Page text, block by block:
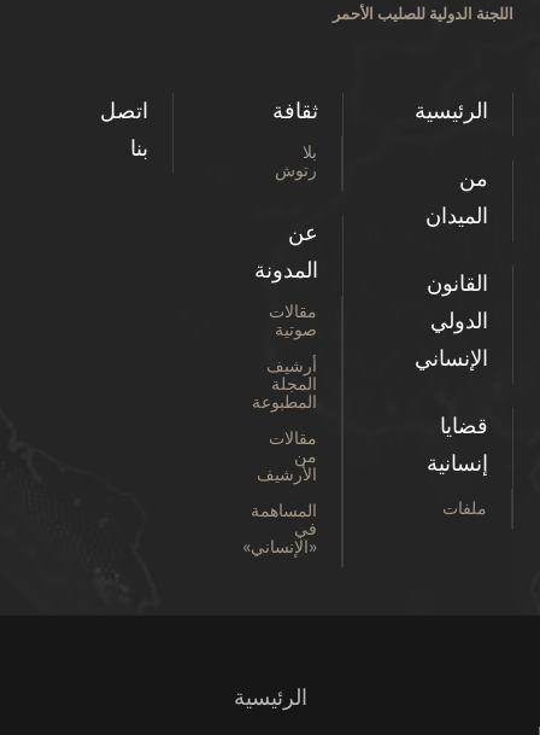
اللجنة الدولية للصليب الأحمر
الرئيسية
من
الميدان
القانون
الدولي
الإنساني
قضايا
إنسانية
ملفات
ثقافة
بلا
رتوش
عن
المدونة
مقالات
صوتية
أرشيف
المجلة
المطبوعة
مقالات
من
الأرشيف
المساهمة
في
«الإنساني»
اتصل
بنا
الرئيسية